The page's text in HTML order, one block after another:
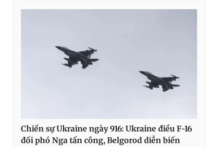
Chiến sự Ukraine ngày 916: Ukraine điều F-16
đối phó Nga tấn công, Belgorod diễn biến